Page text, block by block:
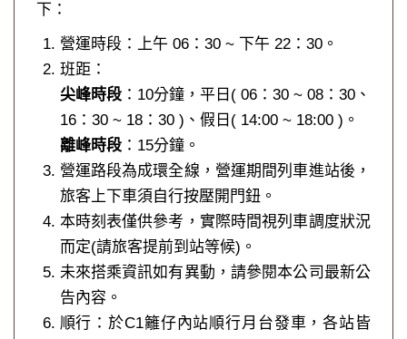
下：
營運時段：上午 06：30 ~ 下午 22：30。
班距：
尖峰時段：10分鐘，平日( 06：30 ~ 08：30、
16：30 ~ 18：30 )、假日( 14:00 ~ 18:00 )。
離峰時段：15分鐘。
營運路段為成環全線，營運期間列車進站後，
旅客上下車須自行按壓開門鈕。
本時刻表僅供參考，實際時間視列車調度狀況
而定(請旅客提前到站等候)。
未來搭乘資訊如有異動，請參閱本公司最新公
告內容。
順行：於C1籬仔內站順行月台發車，各站皆